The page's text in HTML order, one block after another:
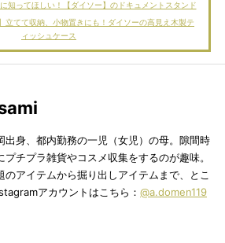
知ってほしい！【ダイソー】のドキュメントスタンド
立てて収納、小物置きにも！ダイソーの高見え木製テ
ィッシュケース
出身、都内勤務の一児（女児）の母。隙間時
プチプラ雑貨やコスメ収集をするのが趣味。
のアイテムから掘り出しアイテムまで、とこ
アカウントはこちら： @a.domen119